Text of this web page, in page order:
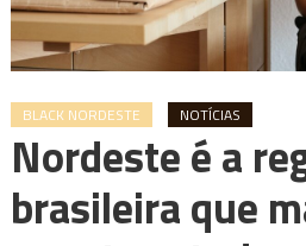
BLACK NORDESTE NOTÍCIAS
Nordeste é a
brasileira que